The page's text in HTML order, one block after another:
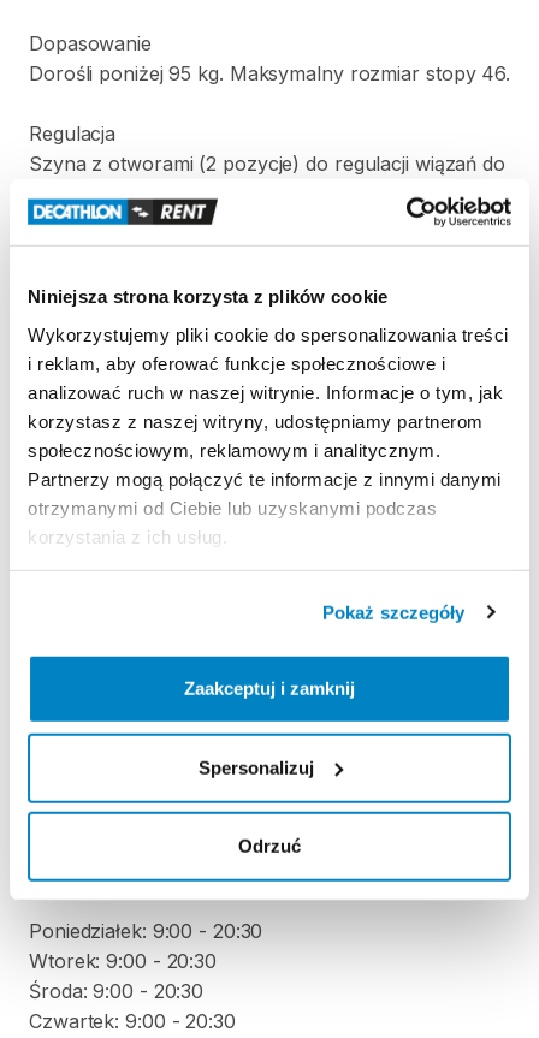
Niniejsza strona korzysta z plików cookie
Wykorzystujemy pliki cookie do spersonalizowania treści
i reklam, aby oferować funkcje społecznościowe i
analizować ruch w naszej witrynie. Informacje o tym, jak
korzystasz z naszej witryny, udostępniamy partnerom
społecznościowym, reklamowym i analitycznym.
Partnerzy mogą połączyć te informacje z innymi danymi
otrzymanymi od Ciebie lub uzyskanymi podczas
korzystania z ich usług.
Pokaż szczegóły
Zaakceptuj i zamknij
Spersonalizuj
Odrzuć
Dopasowanie
Dorośli poniżej 95 kg. Maksymalny rozmiar stopy 46.
Regulacja
Szyna z otworami (2 pozycje) do regulacji wiązań do
rozmiaru buta.
Lekkość
1 ​,​8 kg rozmiarze
Solidność
Szyna z aluminium.Piasta z aluminium
Strona produktu w sklepie
Zasady wypożyczenia
KAUCJA
Nie pobieramy kaucji za wypożyczenie tego
produktu
ODBIÓR I ZWROT SPRZĘTU
Poniedziałek: 9:00 - 20:30
Wtorek: 9:00 - 20:30
Środa: 9:00 - 20:30
Czwartek: 9:00 - 20:30